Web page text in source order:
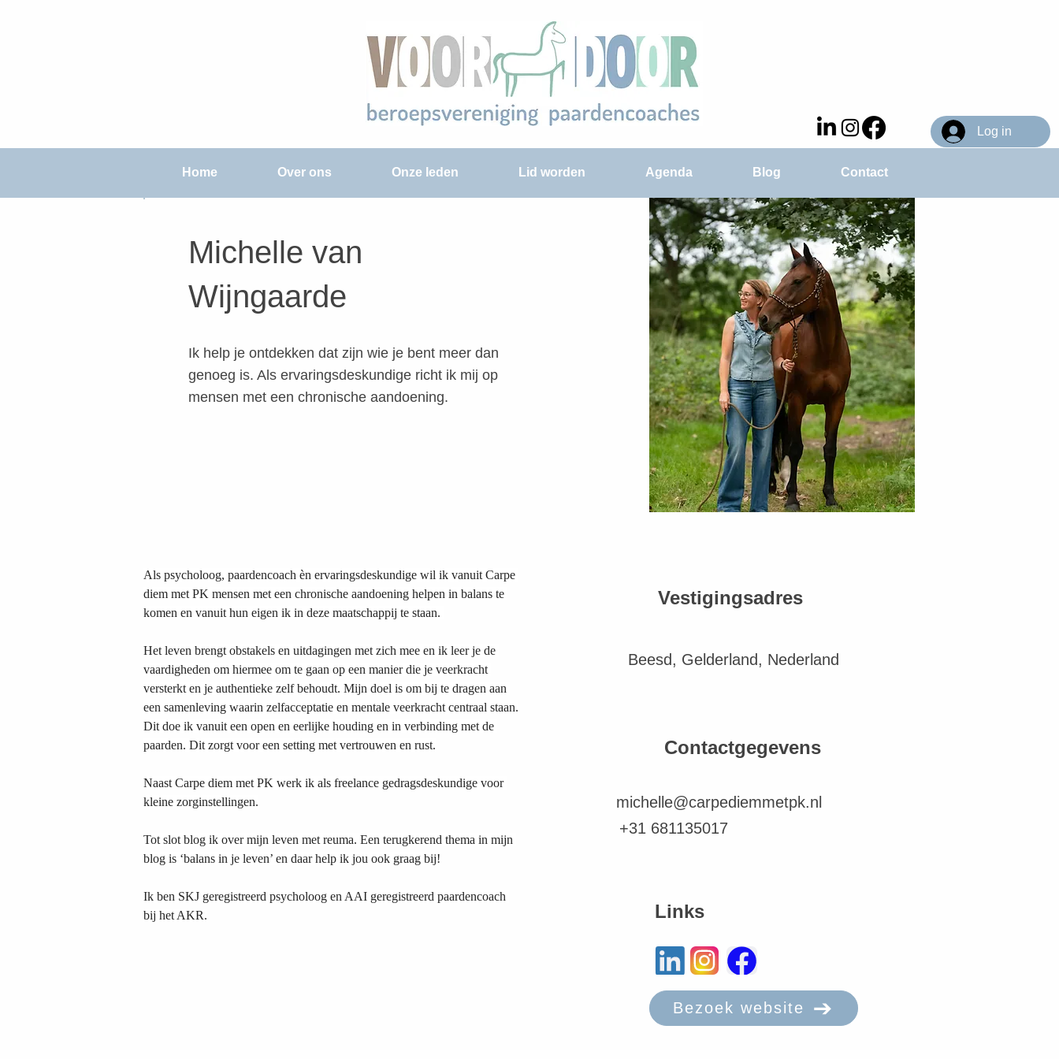
Log in
Home Over ons Onze leden Lid worden Agenda Blog Contact
Michelle van
Wijngaarde
Ik help je ontdekken dat zijn wie je bent meer dan
genoeg is. Als ervaringsdeskundige richt ik mij op
mensen met een chronische aandoening.
Als psycholoog, paardencoach èn ervaringsdeskundige wil ik vanuit Carpe
diem met PK mensen met een chronische aandoening helpen in balans te
komen en vanuit hun eigen ik in deze maatschappij te staan.
Het leven brengt obstakels en uitdagingen met zich mee en ik leer je de
vaardigheden om hiermee om te gaan op een manier die je veerkracht
versterkt en je authentieke zelf behoudt. Mijn doel is om bij te dragen aan
een samenleving waarin zelfacceptatie en mentale veerkracht centraal staan.
Dit doe ik vanuit een open en eerlijke houding en in verbinding met de
paarden. Dit zorgt voor een setting met vertrouwen en rust.
Naast Carpe diem met PK werk ik als freelance gedragsdeskundige voor
kleine zorginstellingen.
Tot slot blog ik over mijn leven met reuma. Een terugkerend thema in mijn
blog is ‘balans in je leven’ en daar help ik jou ook graag bij!
Ik ben SKJ geregistreerd psycholoog en AAI geregistreerd paardencoach
bij het AKR.
Vestigingsadres
Beesd, Gelderland, Nederland
Contactgegevens
michelle@carpediemmetpk.nl
+31 681135017
Links
Bezoek website